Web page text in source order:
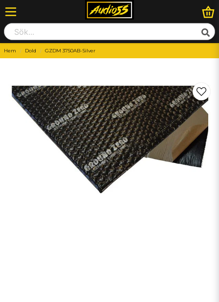
Hem Dold GZDM 3750AB-Silver